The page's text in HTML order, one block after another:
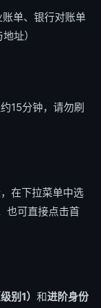
账单、银行对账单
址）
15分钟，请勿刷
在下拉菜单中选
也可直接点击首
别1） 和进阶身份